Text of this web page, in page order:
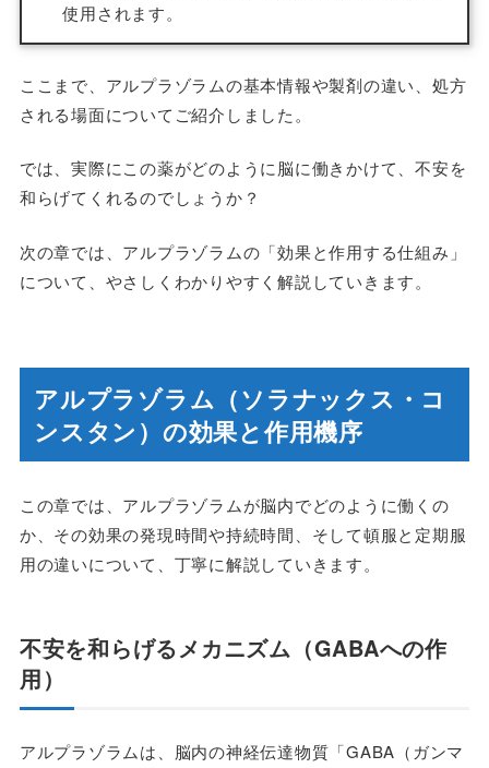
使用されます。
ここまで、アルプラゾラムの基本情報や製剤の違い、処方
される場面についてご紹介しました。
では、実際にこの薬がどのように脳に働きかけて、不安を
和らげてくれるのでしょうか？
次の章では、アルプラゾラムの「効果と作用する仕組み」
について、やさしくわかりやすく解説していきます。
アルプラゾラム（ソラナックス・コ
ンスタン）の効果と作用機序
この章では、アルプラゾラムが脳内でどのように働くの
か、その効果の発現時間や持続時間、そして頓服と定期服
用の違いについて、丁寧に解説していきます。
不安を和らげるメカニズム（GABAへの作
用）
アルプラゾラムは、脳内の神経伝達物質「GABA（ガンマ